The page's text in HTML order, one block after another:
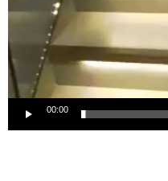
00:00